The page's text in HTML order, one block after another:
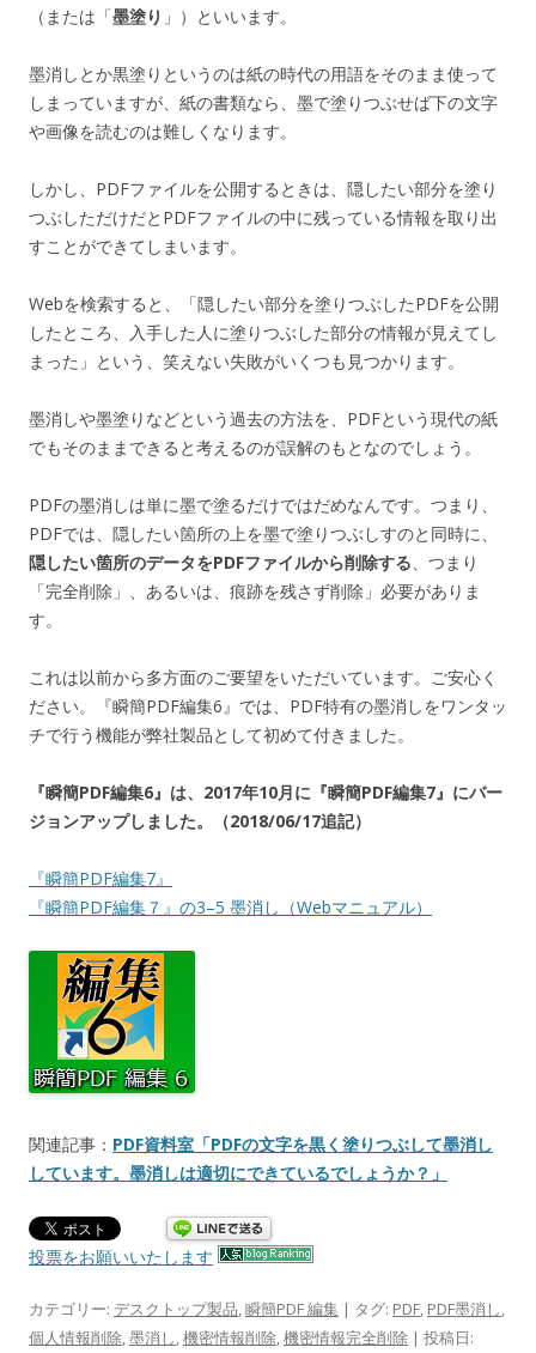
（または「墨塗り 」）といいます。
墨消しとか黒塗りというのは紙の時代の用語をそのまま使って
しまっていますが、紙の書類なら、墨で塗りつぶせば下の文字
や画像を読むのは難しくなります。
しかし、PDFファイルを公開するときは、隠したい部分を塗り
つぶしただけだとPDFファイルの中に残っている情報を取り出
すことができてしまいます。
Webを検索すると、「隠したい部分を塗りつぶしたPDFを公開
したところ、入手した人に塗りつぶした部分の情報が見えてし
まった」という、笑えない失敗がいくつも見つかります。
墨消しや墨塗りなどという過去の方法を、PDFという現代の紙
でもそのままできると考えるのが誤解のもとなのでしょう。
PDFの墨消しは単に墨で塗るだけではだめなんです。つまり、
PDFでは、隠したい箇所の上を墨で塗りつぶしすのと同時に、
隠したい箇所のデータをPDFファイルから削除する 、つまり
「完全削除」、あるいは、痕跡を残さず削除」必要がありま
す。
これは以前から多方面のご要望をいただいています。ご安心く
ださい。『瞬簡PDF編集6』では、PDF特有の墨消しをワンタッ
チで行う機能が弊社製品として初めて付きました。
『瞬簡PDF編集6』は、2017年10月に『瞬簡PDF編集7』にバー
ジョンアップしました。（2018/06/17追記）
『瞬簡PDF編集7』
『瞬簡PDF編集７』の3–5 墨消し（Webマニュアル）
関連記事： PDF資料室「PDFの文字を黒く塗りつぶして墨消し
しています。墨消しは適切にできているでしょうか？」
投票をお願いいたします
カテゴリー: デスクトップ製品 瞬簡PDF 編集 | タグ: PDF PDF墨消し
個人情報削除 墨消し 機密情報削除 機密情報完全削除 | 投稿日: